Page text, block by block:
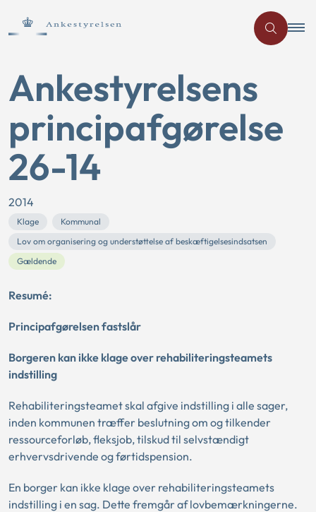
Ankestyrelsens
principafgørelse
26-14
2014
Klage
Kommunal
Lov om organisering og understøttelse af beskæftigelsesindsatsen
Gældende
Resumé:
Principafgørelsen fastslår
Borgeren kan ikke klage over rehabiliteringsteamets
indstilling
Rehabiliteringsteamet skal afgive indstilling i alle sager,
inden kommunen træffer beslutning om og tilkender
ressourceforløb, fleksjob, tilskud til selvstændigt
erhvervsdrivende og førtidspension.
En borger kan ikke klage over rehabiliteringsteamets
indstilling i en sag. Dette fremgår af lovbemærkningerne.